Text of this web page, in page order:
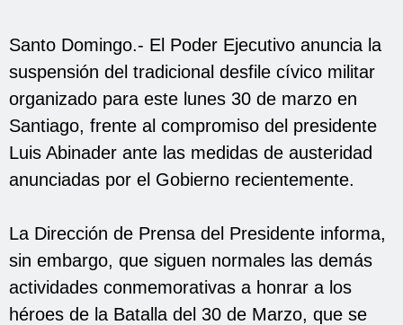
Santo Domingo.- El Poder Ejecutivo anuncia la
suspensión del tradicional desfile cívico militar
organizado para este lunes 30 de marzo en
Santiago, frente al compromiso del presidente
Luis Abinader ante las medidas de austeridad
anunciadas por el Gobierno recientemente.
La Dirección de Prensa del Presidente informa,
sin embargo, que siguen normales las demás
actividades conmemorativas a honrar a los
héroes de la Batalla del 30 de Marzo, que se